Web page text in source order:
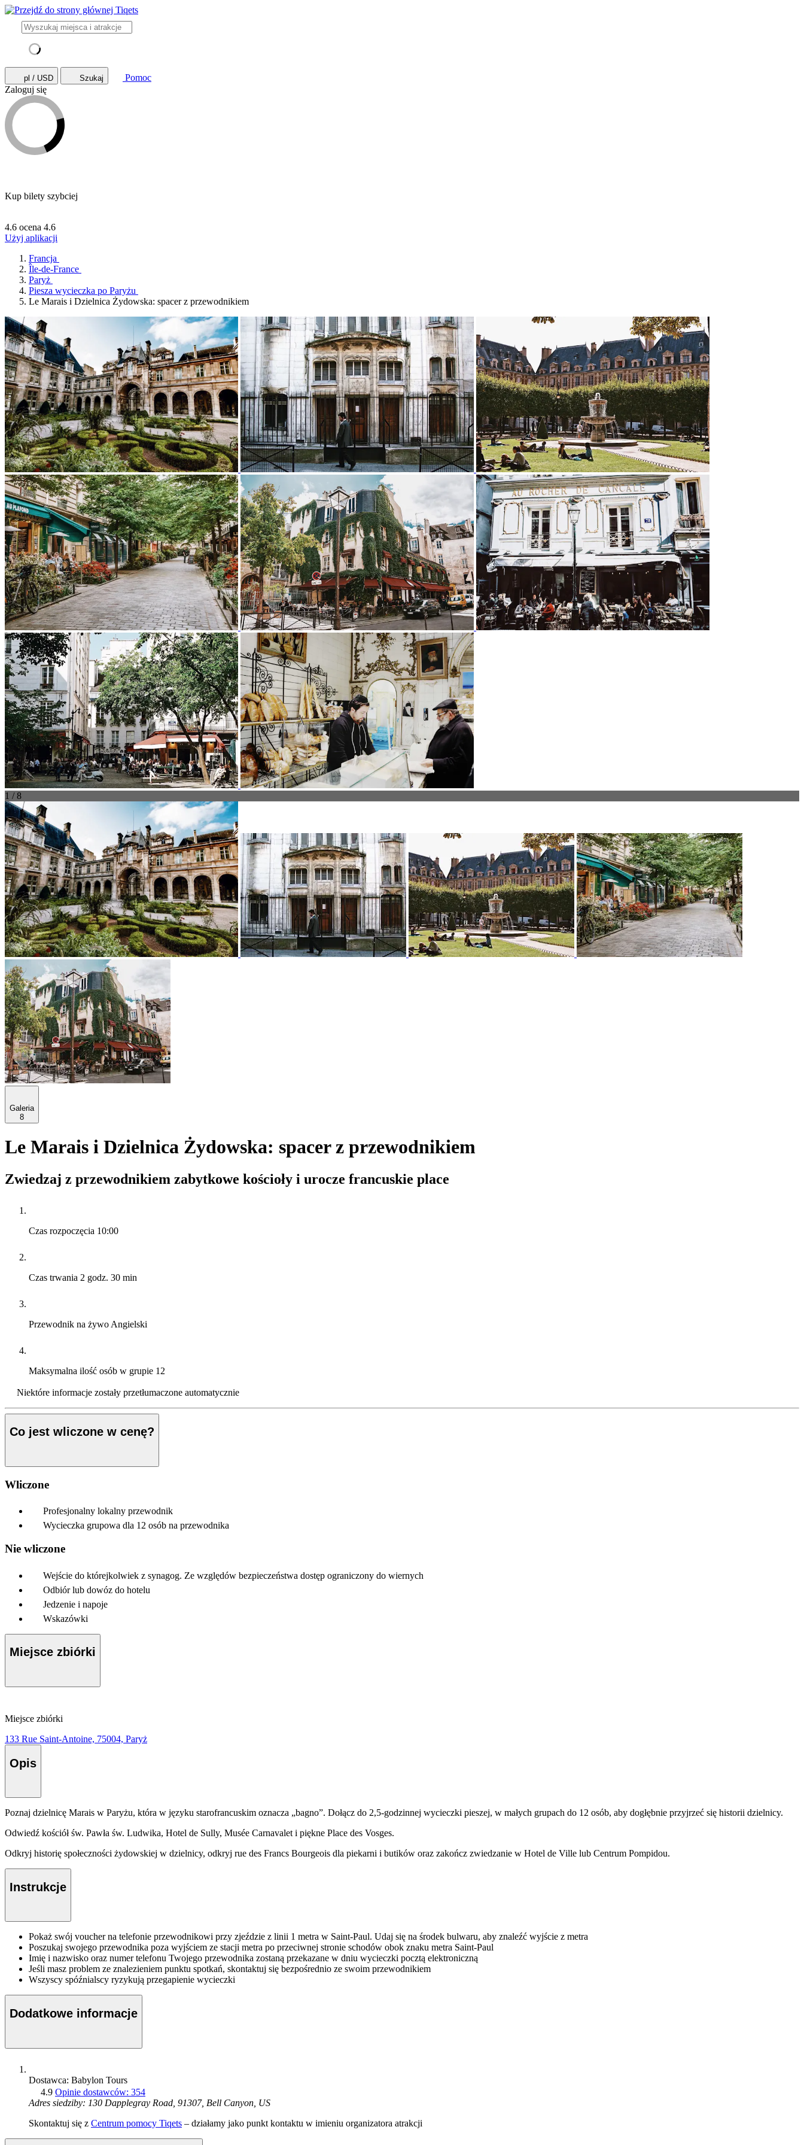
pl / USD Szukaj
Pomoc
Zaloguj się
Kup bilety szybciej
4.6 ocena 4.6
Użyj aplikacji
Francja
Île-de-France
Paryż
Piesza wycieczka po Paryżu
Le Marais i Dzielnica Żydowska: spacer z przewodnikiem
1 / 8
Galeria
8
Le Marais i Dzielnica Żydowska: spacer z przewodnikiem
Zwiedzaj z przewodnikiem zabytkowe kościoły i urocze francuskie place
Czas rozpoczęcia 10:00
Czas trwania 2 godz. 30 min
Przewodnik na żywo Angielski
Maksymalna ilość osób w grupie 12
Niektóre informacje zostały przetłumaczone automatycznie
Co jest wliczone w cenę?
Wliczone
Profesjonalny lokalny przewodnik
Wycieczka grupowa dla 12 osób na przewodnika
Nie wliczone
Wejście do którejkolwiek z synagog. Ze względów bezpieczeństwa dostęp ograniczony do wiernych
Odbiór lub dowóz do hotelu
Jedzenie i napoje
Wskazówki
Miejsce zbiórki
Miejsce zbiórki
133 Rue Saint-Antoine, 75004, Paryż
Opis
Poznaj dzielnicę Marais w Paryżu, która w języku starofrancuskim oznacza „bagno”. Dołącz do 2,5-godzinnej wycieczki pieszej, w małych grupach do 12 osób, aby dogłębnie przyjrzeć się historii dzielnicy.
Odwiedź kościół św. Pawła św. Ludwika, Hotel de Sully, Musée Carnavalet i piękne Place des Vosges.
Odkryj historię społeczności żydowskiej w dzielnicy, odkryj rue des Francs Bourgeois dla piekarni i butików oraz zakończ zwiedzanie w Hotel de Ville lub Centrum Pompidou.
Instrukcje
Pokaż swój voucher na telefonie przewodnikowi przy zjeździe z linii 1 metra w Saint-Paul. Udaj się na środek bulwaru, aby znaleźć wyjście z metra
Poszukaj swojego przewodnika poza wyjściem ze stacji metra po przeciwnej stronie schodów obok znaku metra Saint-Paul
Imię i nazwisko oraz numer telefonu Twojego przewodnika zostaną przekazane w dniu wycieczki pocztą elektroniczną
Jeśli masz problem ze znalezieniem punktu spotkań, skontaktuj się bezpośrednio ze swoim przewodnikiem
Wszyscy spóźnialscy ryzykują przegapienie wycieczki
Dodatkowe informacje
Dostawca: Babylon Tours
4.9 Opinie dostawców: 354
Adres siedziby: 130 Dapplegray Road, 91307, Bell Canyon, US
Skontaktuj się z Centrum pomocy Tiqets – działamy jako punkt kontaktu w imieniu organizatora atrakcji